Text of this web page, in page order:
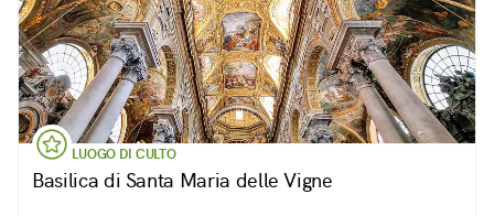
LUOGO DI CULTO
Basilica di Santa Maria delle Vigne